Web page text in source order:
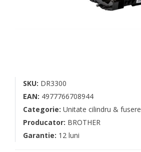
SKU: DR3300
EAN: 4977766708944
Categorie: Unitate cilindru & fusere
Producator: BROTHER
Garantie: 12 luni